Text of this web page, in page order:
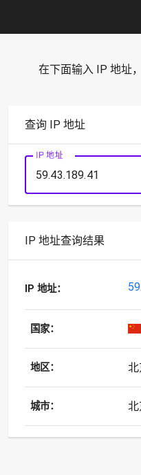
在下面输入 IP 地址
查询 IP 地址
IP 地址
IP 地址查询结果
IP 地址：
国家：
地区： 北
城市： 北